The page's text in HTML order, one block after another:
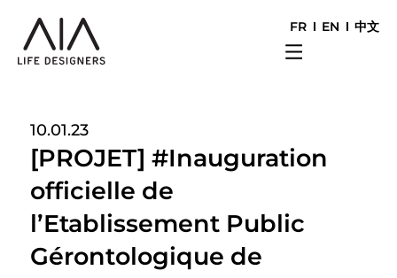
FR EN 中文
10.01.23
[PROJET] #Inauguration
officielle de
l’Etablissement Public
Gérontologique de